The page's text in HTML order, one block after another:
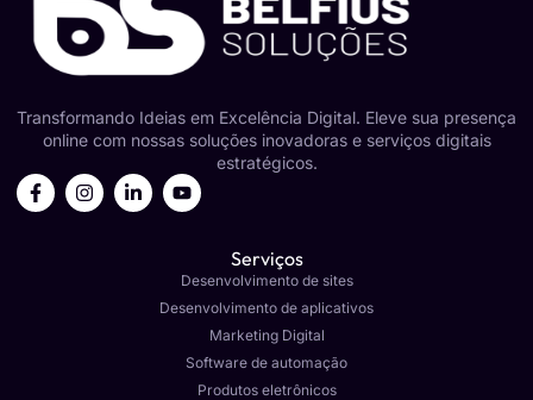
Transformando Ideias em Excelência Digital. Eleve sua presença
online com nossas soluções inovadoras e serviços digitais
estratégicos.
Serviços
Desenvolvimento de sites
Desenvolvimento de aplicativos
Marketing Digital
Software de automação
Produtos eletrônicos